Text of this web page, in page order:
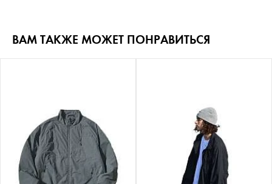
ВАМ ТАКЖЕ МОЖЕТ ПОНРАВИТЬСЯ